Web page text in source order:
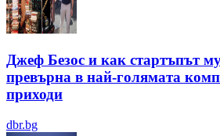
Джеф Безос и как стартъпът
превърна в най-голямата
приходи
dbr.bg